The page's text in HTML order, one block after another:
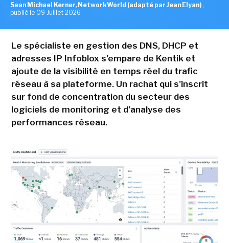
Sean Michael Kerner, NetworkWorld (adapté par Jean Elyan) ,
publié le 09 Juillet 2026
Le spécialiste en gestion des DNS, DHCP et
adresses IP Infoblox s'empare de Kentik et
ajoute de la visibilité en temps réel du trafic
réseau à sa plateforme. Un rachat qui s'inscrit
sur fond de concentration du secteur des
logiciels de monitoring et d'analyse des
performances réseau.